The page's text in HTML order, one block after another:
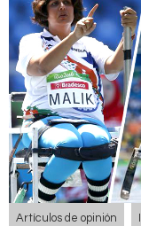
Artículos de opinión